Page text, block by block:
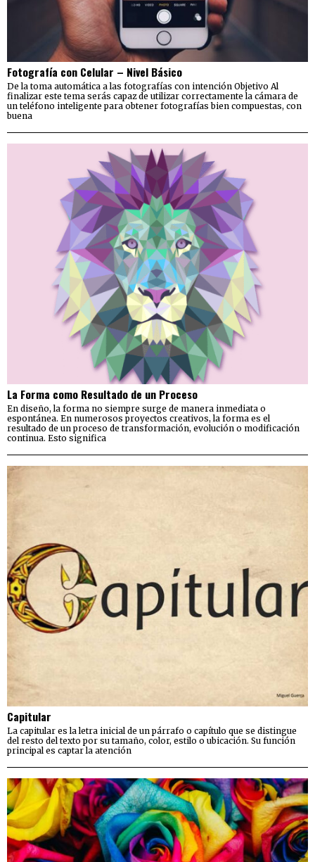
Fotografía con Celular – Nivel Básico
De la toma automática a las fotografías con intención Objetivo Al
finalizar este tema serás capaz de utilizar correctamente la cámara de
un teléfono inteligente para obtener fotografías bien compuestas, con
buena
La Forma como Resultado de un Proceso
En diseño, la forma no siempre surge de manera inmediata o
espontánea. En numerosos proyectos creativos, la forma es el
resultado de un proceso de transformación, evolución o modificación
continua. Esto significa
Capitular
La capitular es la letra inicial de un párrafo o capítulo que se distingue
del resto del texto por su tamaño, color, estilo o ubicación. Su función
principal es captar la atención